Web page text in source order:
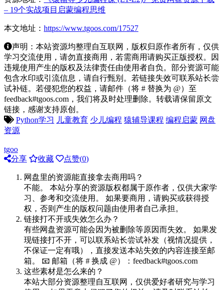
– 19个实战项目启蒙编程思维
本文地址： https://www.tgoos.com/17527
声明：本站资源均整理自互联网，版权归原作者所有，仅供
学习交流使用，请勿直接商用，若需商用请购买正版授权。因
违规使用产生的版权及法律责任由使用者自负。部分资源可能
包含水印或引流信息，请自行甄别。若链接失效可联系站长尝
试补链。若侵犯您的权益，请邮件（将 # 替换为 @）至
feedback#tgoos.com，我们将及时处理删除。转载请保留原文
链接，感谢支持原创。
Python学习 儿童教育 少儿编程 猿辅导课程 编程启蒙 网盘
资源
tgoo
分享
收藏 点赞(0)
网盘里的资源能直接拿去商用吗？
不能。 本站分享的资源版权都属于原作者，仅供大家学
习、参考和交流使用。 如果要商用，请购买或获得授
权，否则产生的版权问题由使用者自己承担。
链接打不开或失效怎么办？
有些网盘资源可能会因为被删除等原因而失效。 如果发
现链接打不开，可以联系站长尝试补发（视情况提供，
不保证一定有哦），直接发送本站失效的内容连接至邮
箱。 📧 邮箱（将 # 换成 @）：feedback#tgoos.com
这些素材是怎么来的？
本站大部分资源整理自互联网，仅供爱好者研究与学习